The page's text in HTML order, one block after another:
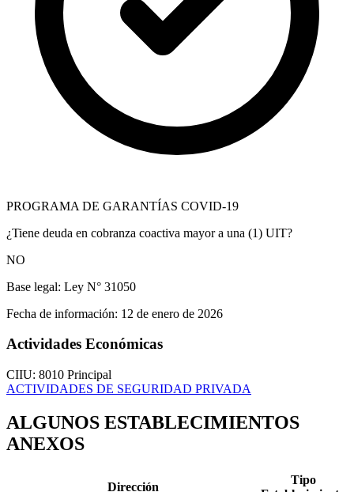
PROGRAMA DE GARANTÍAS COVID-19
¿Tiene deuda en cobranza coactiva mayor a una (1) UIT?
NO
Base legal: Ley N° 31050
Fecha de información: 12 de enero de 2026
Actividades Económicas
CIIU: 8010 Principal
ACTIVIDADES DE SEGURIDAD PRIVADA
ALGUNOS ESTABLECIMIENTOS
ANEXOS
Dirección
Tipo